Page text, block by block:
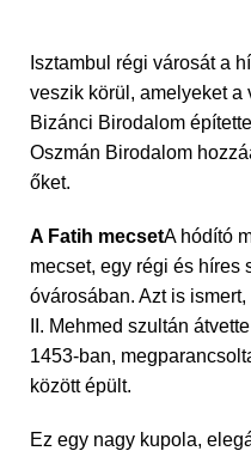
Isztambul régi városát a
veszik körül, amelyeket a
Bizánci Birodalom
Oszmán Birodalom
őket.
A Fatih mecsetA hódító
mecset, egy régi és híres
óvárosában. Azt is
II. Mehmed szultán
1453-ban,
között épült.
Ez egy nagy kupola,